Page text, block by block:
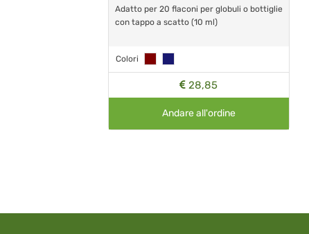
Adatto per 20 flaconi per globuli o bottiglie
con tappo a scatto (10 ml)
Colori
28,85
Andare all'ordine